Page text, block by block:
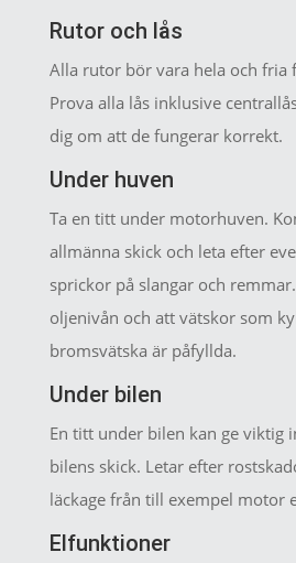
Rutor och lås
Alla rutor bör vara hela och fria
Prova alla lås inklusive
dig om att de fungerar korrekt.
Under huven
Ta en titt under motorhuven.
allmänna skick och leta efter
sprickor på slangar och
oljenivån och att vätskor som
bromsvätska är påfyllda.
Under bilen
En titt under bilen kan ge viktig
bilens skick. Letar efter
läckage från till exempel motor
Elfunktioner